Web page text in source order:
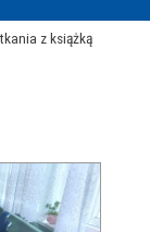
z książką